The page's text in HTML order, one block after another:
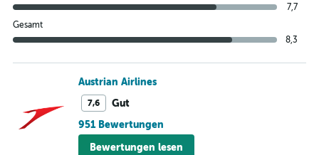
7,7
Gesamt
8,3
Austrian Airlines
7,6
Gut
951 Bewertungen
Bewertungen lesen